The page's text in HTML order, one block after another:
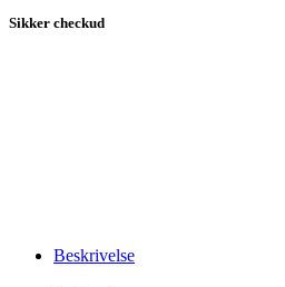
Sikker checkud
Beskrivelse